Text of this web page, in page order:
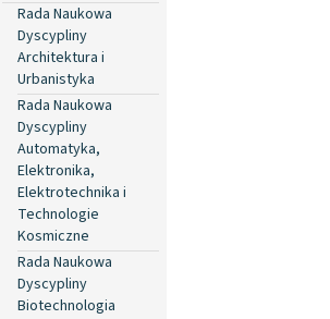
Rada Naukowa
Dyscypliny
Architektura i
Urbanistyka
Rada Naukowa
Dyscypliny
Automatyka,
Elektronika,
Elektrotechnika i
Technologie
Kosmiczne
Rada Naukowa
Dyscypliny
Biotechnologia